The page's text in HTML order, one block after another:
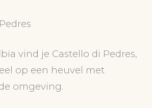
vind je Castello di Pedres,
op een heuvel met
omgeving.